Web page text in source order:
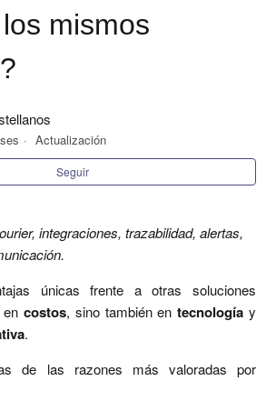
Shipit con moneda base en dólares?
en lugar de los mismos Couriers?
cuenta?
de productos?
que requieran un manejo especial?
de envíos de Shipit?
mismos
Actualización
Seguir
integraciones, trazabilidad, alertas,
únicas frente a otras soluciones
encostos, sino también en tecnologíay
.
de las razones más valoradas por